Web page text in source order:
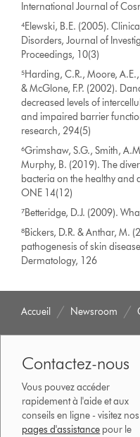
International Journal of
⁴Elewski, B.E. (2005).
Disorders, Journal of
Proceedings, 10(3)
⁵Harding, C.R., Moore,
& McGlone, F.P. (2002).
decreased levels of
and impaired barrier
research, 294(5)
⁶Grimshaw, S.G., Smith,
Murphy, B. (2019). The
bacteria on the healthy and
ONE 14(12)
⁷Betteridge, D.J. (2009).
⁸Bickers, D.R. & Anthar, M.
pathogenesis of skin
Dermatology, 126
Accueil Newsroom
Contactez-nous
Vous pouvez accéder
rapidement à l'aide et aux
conseils en ligne - visitez nos
pages d'assistance pour le